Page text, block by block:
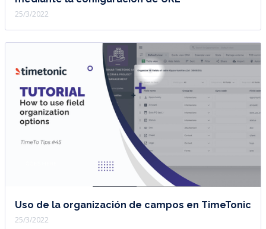
25/3/2022
Uso de la organización de campos en TimeTonic
25/3/2022